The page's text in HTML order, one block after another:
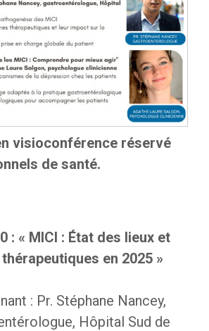
visioconférence réservé
de santé.
: « MICI : État des lieux et
en 2025 »
: Pr. Stéphane Nancey,
Hôpital Sud de